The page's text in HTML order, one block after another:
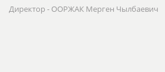
Директор - ООРЖАК Мерген Чылбаевич